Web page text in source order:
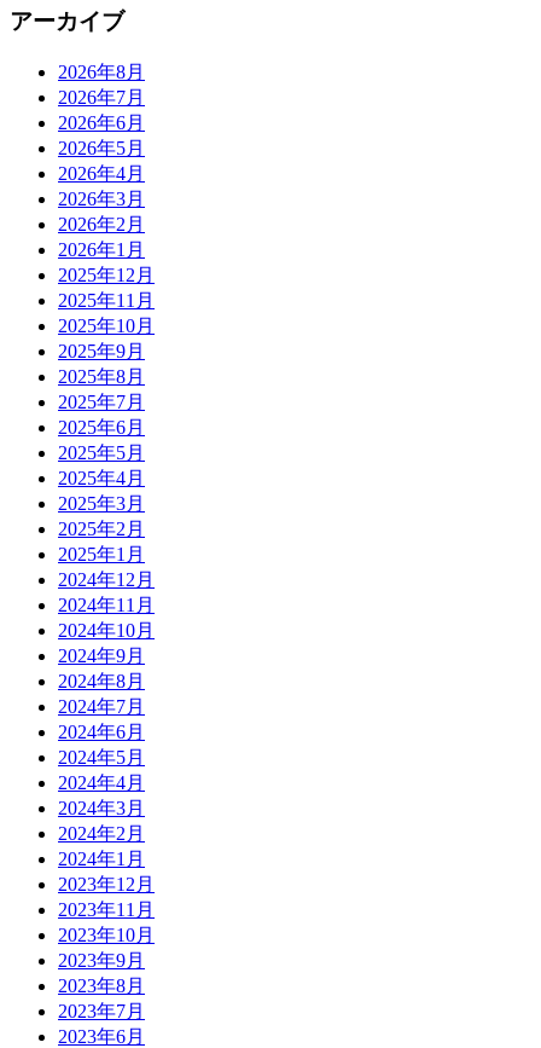
アーカイブ
2026年8月
2026年7月
2026年6月
2026年5月
2026年4月
2026年3月
2026年2月
2026年1月
2025年12月
2025年11月
2025年10月
2025年9月
2025年8月
2025年7月
2025年6月
2025年5月
2025年4月
2025年3月
2025年2月
2025年1月
2024年12月
2024年11月
2024年10月
2024年9月
2024年8月
2024年7月
2024年6月
2024年5月
2024年4月
2024年3月
2024年2月
2024年1月
2023年12月
2023年11月
2023年10月
2023年9月
2023年8月
2023年7月
2023年6月